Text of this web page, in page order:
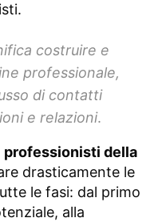
costruire e
professionale,
di contatti
e relazioni.
professionisti della
drasticamente le
le fasi: dal primo
alla